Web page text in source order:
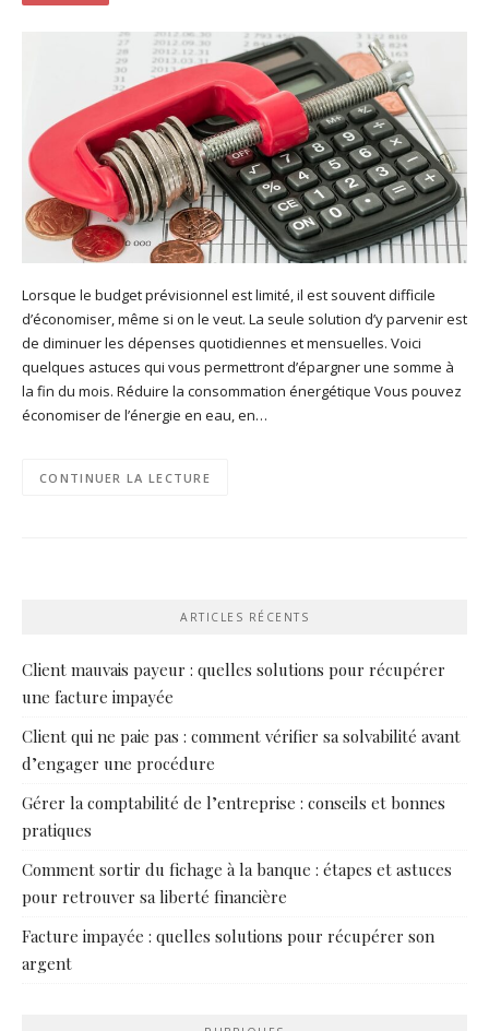
Lorsque le budget prévisionnel est limité, il est souvent difficile
d’économiser, même si on le veut. La seule solution d’y parvenir est
de diminuer les dépenses quotidiennes et mensuelles. Voici
quelques astuces qui vous permettront d’épargner une somme à
la fin du mois. Réduire la consommation énergétique Vous pouvez
économiser de l’énergie en eau, en…
CONTINUER LA LECTURE
ARTICLES RÉCENTS
Client mauvais payeur : quelles solutions pour récupérer
une facture impayée
Client qui ne paie pas : comment vérifier sa solvabilité avant
d’engager une procédure
Gérer la comptabilité de l’entreprise : conseils et bonnes
pratiques
Comment sortir du fichage à la banque : étapes et astuces
pour retrouver sa liberté financière
Facture impayée : quelles solutions pour récupérer son
argent